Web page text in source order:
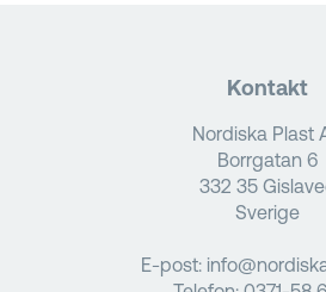
Kontakt
Nordiska Plast
Borrgatan 6
332 35
Sverige
E-post: